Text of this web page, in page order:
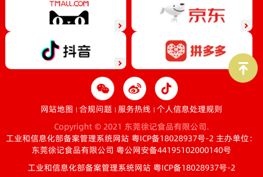
网站地图 合规问题 服务热线 个人信息处理规则
Copyright © 2021 东莞徐记食品有限公司.
工业和信息化部备案管理系统网站 粤ICP备18028937号-2 主办单位：
东莞徐记食品有限公司 粤公网安备44195102000140号
工业和信息化部备案管理系统网站 粤ICP备18028937号-2